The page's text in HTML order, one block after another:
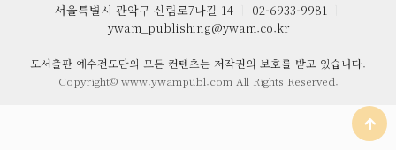
서울특별시 관악구 신림로7나길 14 02-6933-9981
ywam_publishing@ywam.co.kr
도서출판 예수전도단의 모든 컨텐츠는 저작권의 보호를 받고 있습니다.
Copyright© www.ywampubl.com All Rights Reserved.